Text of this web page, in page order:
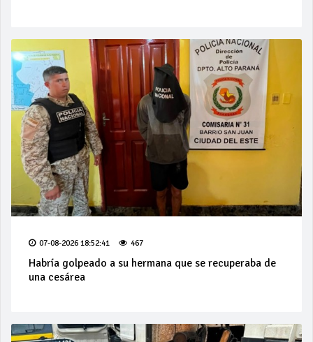
07-08-2026 18:52:41 467
Habría golpeado a su hermana que se recuperaba de
una cesárea